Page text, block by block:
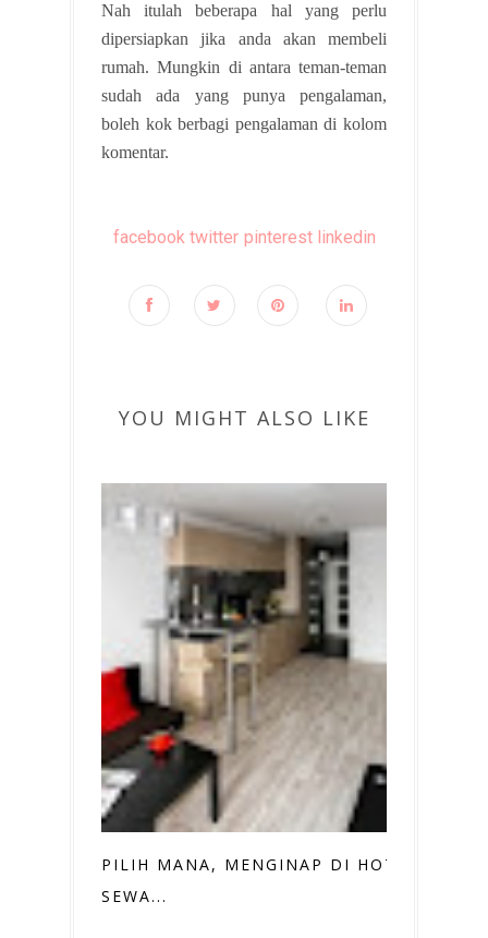
Nah itulah beberapa hal yang perlu
dipersiapkan jika anda akan membeli
rumah. Mungkin di antara teman-teman
sudah ada yang punya pengalaman,
boleh kok berbagi pengalaman di kolom
komentar.
facebook twitter pinterest linkedin
YOU MIGHT ALSO LIKE
PILIH MANA, MENGINAP DI HOTEL,
SEWA...